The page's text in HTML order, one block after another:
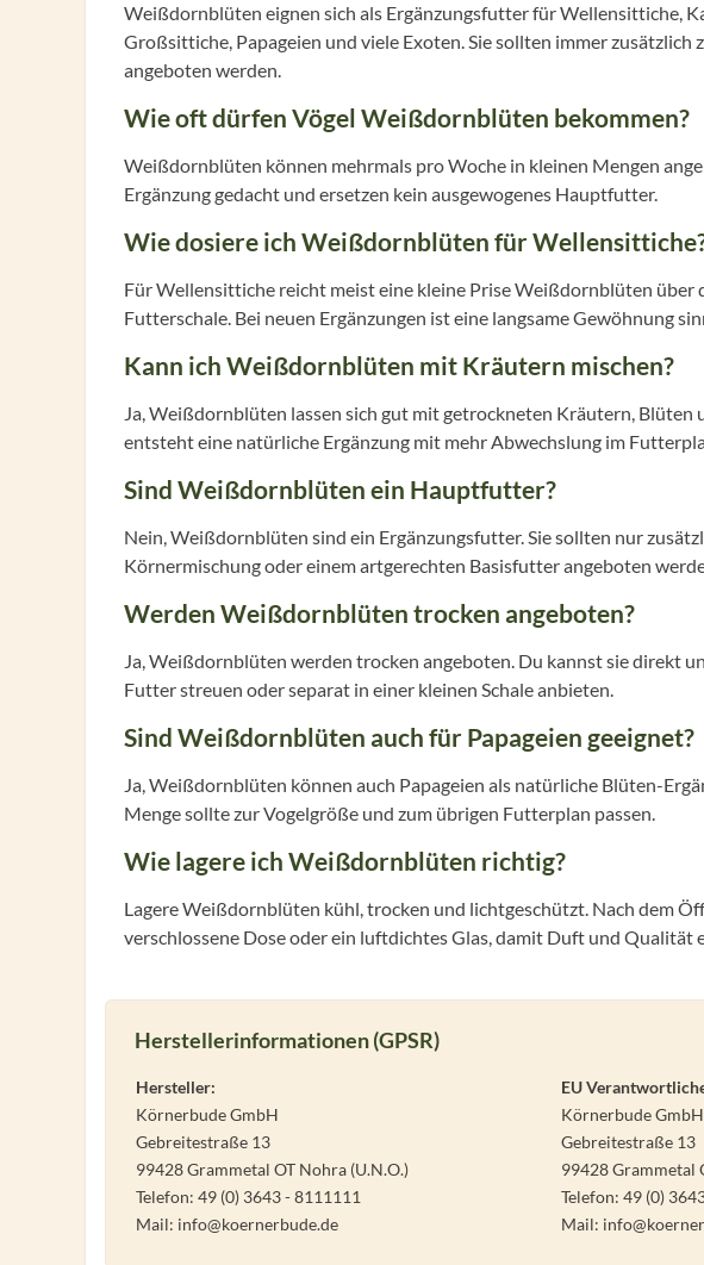
Weißdornblüten eignen sich als Ergänzungsfutter für Wellensittiche,
Großsittiche, Papageien und viele Exoten. Sie sollten immer
angeboten werden.
Wie oft dürfen Vögel Weißdornblüten bekommen?
Weißdornblüten können mehrmals pro Woche in kleinen Mengen
Ergänzung gedacht und ersetzen kein ausgewogenes Hauptfutter.
Wie dosiere ich Weißdornblüten für
Für Wellensittiche reicht meist eine kleine Prise Weißdornblüten über
Futterschale. Bei neuen Ergänzungen ist eine langsame Gewöhnung
Kann ich Weißdornblüten mit Kräutern mischen?
Ja, Weißdornblüten lassen sich gut mit getrockneten Kräutern, Blüten
entsteht eine natürliche Ergänzung mit mehr Abwechslung im
Sind Weißdornblüten ein Hauptfutter?
Nein, Weißdornblüten sind ein Ergänzungsfutter. Sie sollten nur
Körnermischung oder einem artgerechten Basisfutter angeboten
Werden Weißdornblüten trocken angeboten?
Ja, Weißdornblüten werden trocken angeboten. Du kannst sie direkt
Futter streuen oder separat in einer kleinen Schale anbieten.
Sind Weißdornblüten auch für Papageien geeignet?
Ja, Weißdornblüten können auch Papageien als natürliche Blüten-
Menge sollte zur Vogelgröße und zum übrigen Futterplan passen.
Wie lagere ich Weißdornblüten richtig?
Lagere Weißdornblüten kühl, trocken und lichtgeschützt. Nach dem
verschlossene Dose oder ein luftdichtes Glas, damit Duft und Qualität
Herstellerinformationen (GPSR)
Hersteller:
Körnerbude GmbH
Gebreitestraße 13
99428 Grammetal OT Nohra (U.N.O.)
Telefon: 49 (0) 3643 - 8111111
Mail: info@koernerbude.de
EU
Körnerbude GmbH
Gebreitestraße 13
99428 Grammetal
Telefon: 49 (0)
Mail: